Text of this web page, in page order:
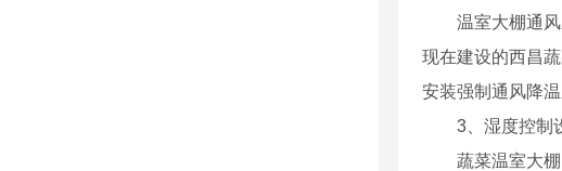
温室大棚通
现在建设的西昌
安装强制通风降
3、湿度控制
蔬菜温室大